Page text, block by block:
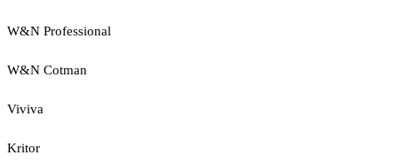
W&N Professional
W&N Cotman
Viviva
Kritor